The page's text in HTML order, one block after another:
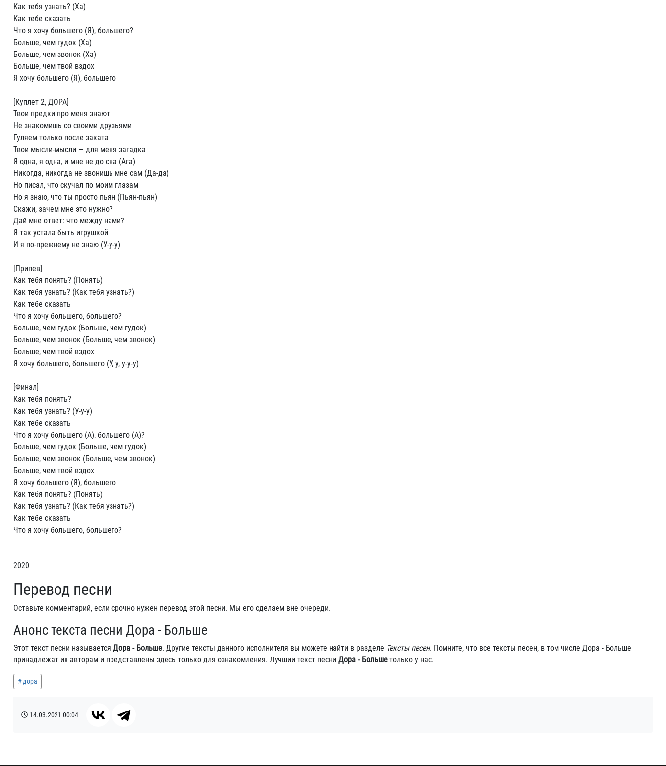
Как тебя узнать? (Ха)
Как тебе сказать
Что я хочу большего (Я), большего?
Больше, чем гудок (Ха)
Больше, чем звонок (Ха)
Больше, чем твой вздох
Я хочу большего (Я), большего
[Куплет 2, ДОРА]
Твои предки про меня знают
Не знакомишь со своими друзьями
Гуляем только после заката
Твои мысли-мысли — для меня загадка
Я одна, я одна, и мне не до сна (Ага)
Никогда, никогда не звонишь мне сам (Да-да)
Но писал, что скучал по моим глазам
Но я знаю, что ты просто пьян (Пьян-пьян)
Скажи, зачем мне это нужно?
Дай мне ответ: что между нами?
Я так устала быть игрушкой
И я по-прежнему не знаю (У-у-у)
[Припев]
Как тебя понять? (Понять)
Как тебя узнать? (Как тебя узнать?)
Как тебе сказать
Что я хочу большего, большего?
Больше, чем гудок (Больше, чем гудок)
Больше, чем звонок (Больше, чем звонок)
Больше, чем твой вздох
Я хочу большего, большего (У, у, у-у-у)
[Финал]
Как тебя понять?
Как тебя узнать? (У-у-у)
Как тебе сказать
Что я хочу большего (А), большего (А)?
Больше, чем гудок (Больше, чем гудок)
Больше, чем звонок (Больше, чем звонок)
Больше, чем твой вздох
Я хочу большего (Я), большего
Как тебя понять? (Понять)
Как тебя узнать? (Как тебя узнать?)
Как тебе сказать
Что я хочу большего, большего?
2020
Перевод песни
Оставьте комментарий, если срочно нужен перевод этой песни. Мы его сделаем вне очереди.
Анонс текста песни Дора - Больше
Этот текст песни называется Дора - Больше. Другие тексты данного исполнителя вы можете найти в разделе Тексты песен. Помните, что все тексты песен, в том числе Дора - Больше
принадлежат их авторам и представлены здесь только для ознакомления. Лучший текст песни Дора - Больше только у нас.
дора
14.03.2021 00:04